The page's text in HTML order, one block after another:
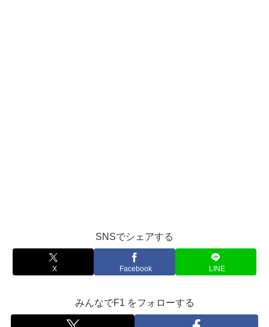
SNSでシェアする
X Facebook LINE
みんなでF1 をフォローする